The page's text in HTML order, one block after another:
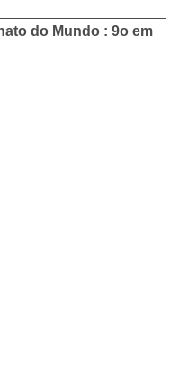
do Mundo : 9o em